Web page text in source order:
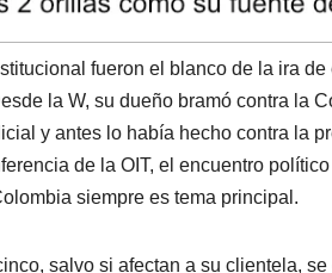
fueron el blanco de la ira
la W, su dueño bramó contra la
y antes lo había hecho contra la
de la OIT, el encuentro
siempre es tema principal.
salvo si afectan a su clientela, se